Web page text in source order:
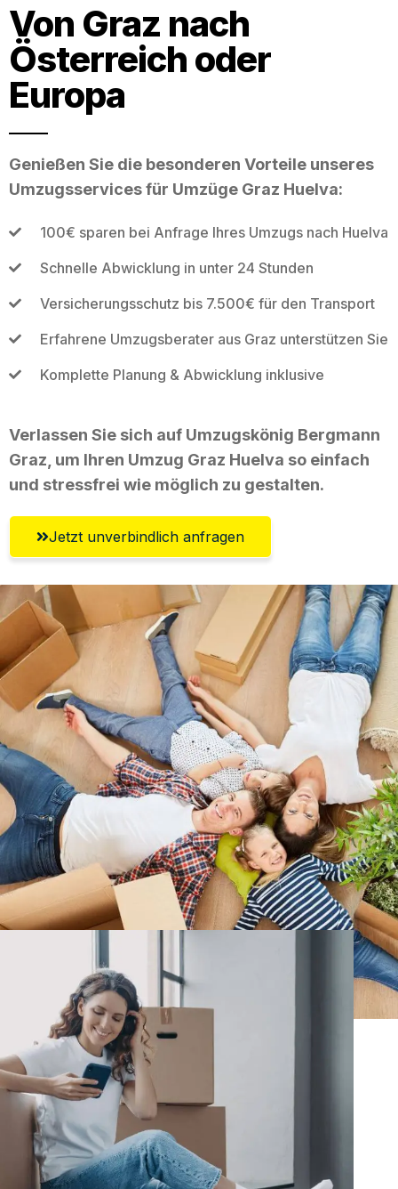
Von Graz nach
Österreich oder
Europa
Genießen Sie die besonderen Vorteile unseres
Umzugsservices für Umzüge Graz Huelva:
100€ sparen bei Anfrage Ihres Umzugs nach Huelva
Schnelle Abwicklung in unter 24 Stunden
Versicherungsschutz bis 7.500€ für den Transport
Erfahrene Umzugsberater aus Graz unterstützen Sie
Komplette Planung & Abwicklung inklusive
Verlassen Sie sich auf Umzugskönig Bergmann
Graz, um Ihren Umzug Graz Huelva so einfach
und stressfrei wie möglich zu gestalten.
Jetzt unverbindlich anfragen